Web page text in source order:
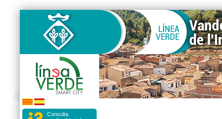
Consulta